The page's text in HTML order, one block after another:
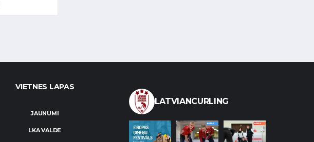
VIETNES LAPAS
JAUNUMI
LKA VALDE
LATVIANCURLING